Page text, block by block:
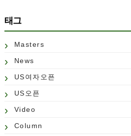
태그
Masters
News
US여자오픈
US오픈
Video
Column